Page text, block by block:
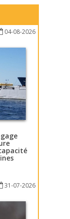
04-08-2026
31-07-2026